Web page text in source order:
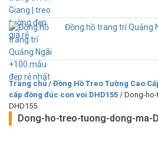
Đồng hồ trang trí Quảng
Trang chủ / Đồng Hồ Treo Tường Cao
cấp đồng đúc con voi DHD155 / Dong-
DHD155
Dong-ho-treo-tuong-dong-ma-